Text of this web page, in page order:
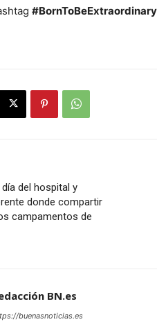
#BornToBeExtraordinary
del hospital y
donde compartir
campamentos de
BN.es
buenasnoticias.es